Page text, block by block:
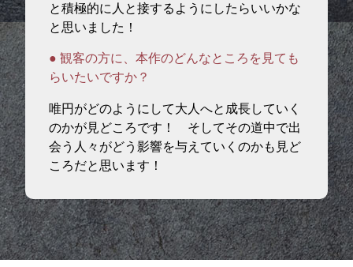
と積極的に人と接するようにしたらいいかな
と思いました！
● 観客の方に、本作のどんなところを見ても
らいたいですか？
唯円がどのようにして大人へと成長していく
のかが見どころです！ そしてその道中で出
会う人々がどう影響を与えていくのかも見ど
ころだと思います！